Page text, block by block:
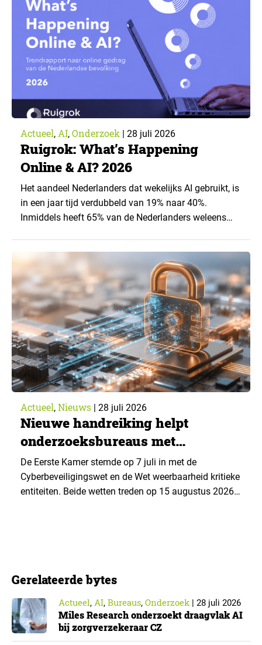
Research. ▼ De uitkomsten zijn…
Actueel, AI, Onderzoek | 28 juli 2026
Ruigrok: What’s Happening
Online & AI? 2026
Het aandeel Nederlanders dat wekelijks AI gebruikt, is
in een jaar tijd verdubbeld van 19% naar 40%.
Inmiddels heeft 65% van de Nederlanders weleens
van What’s Happening Online & AI? 2026, het
jaarlijkse trendrapport van Ruigrok onderzoek &
advies over…
Actueel, Nieuws | 28 juli 2026
Nieuwe handreiking helpt
onderzoeksbureaus met
Cyberbeveiligingswet
De Eerste Kamer stemde op 7 juli in met de
Cyberbeveiligingswet en de Wet weerbaarheid kritieke
entiteiten. Beide wetten treden op 15 augustus 2026
onderzoeksorganisatie. De toepasselijkheid…
Gerelateerde bytes
Actueel, AI, Bureaus, Onderzoek| 28 juli 2026
Miles Research onderzoekt draagvlak AI
bij zorgverzekeraar CZ